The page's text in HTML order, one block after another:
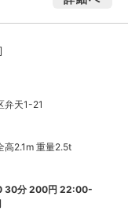
弁天1-21
高2.1m 重量2.5t
30分 200円 22:00-